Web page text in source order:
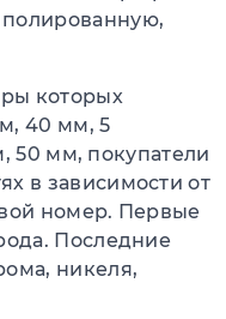
которых
40 мм, 5
50 мм, покупатели
в зависимости от
номер. Первые
Последние
никеля,